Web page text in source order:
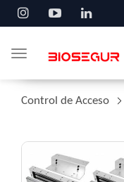
Toggle navigation
Control de Acceso